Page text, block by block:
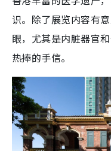
识。除了展览内容有
眼，尤其是内脏器官
热捧的手信。